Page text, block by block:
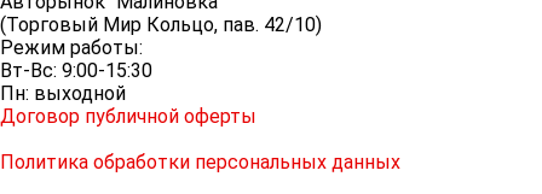
(Торговый Мир Кольцо, пав. 42/10)
Режим работы:
Вт-Вс: 9:00-15:30
Пн: выходной
Договор публичной оферты
Политика обработки персональных данных